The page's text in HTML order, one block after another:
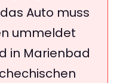
Auto muss
ummeldet
in Marienbad